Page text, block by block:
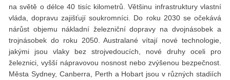
na světě o délce 40 tisíc kilometrů. Většinu infrastruktury vlastní
vláda, dopravu zajišťují soukromníci. Do roku 2030 se očekává
nárůst objemu nákladní železniční dopravy na dvojnásobek a
trojnásobek do roku 2050. Australané vítají nové technologie,
jakými jsou vlaky bez strojvedoucích, nové druhy oceli pro
železnici, vyšší nápravovou nosnost nebo zvýšenou bezpečnost.
Města Sydney, Canberra, Perth a Hobart jsou v různých stadiích